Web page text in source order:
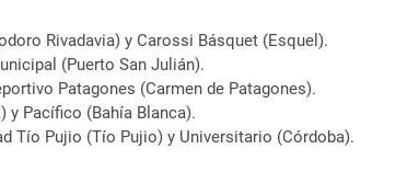
Rivadavia) y Carossi Básquet (Esquel).
(Puerto San Julián).
Patagones (Carmen de Patagones).
y Pacífico (Bahía Blanca).
Tío Pujio (Tío Pujio) y Universitario (Córdoba).